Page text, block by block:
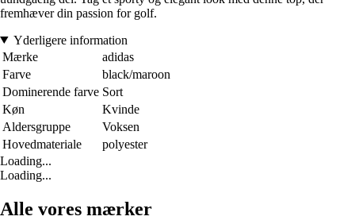
fremhæver din passion for golf.
Yderligere information
Mærke
adidas
Farve
black/maroon
Dominerende farve Sort
Køn
Kvinde
Aldersgruppe
Voksen
Hovedmateriale
polyester
Loading...
Loading...
Alle vores mærker